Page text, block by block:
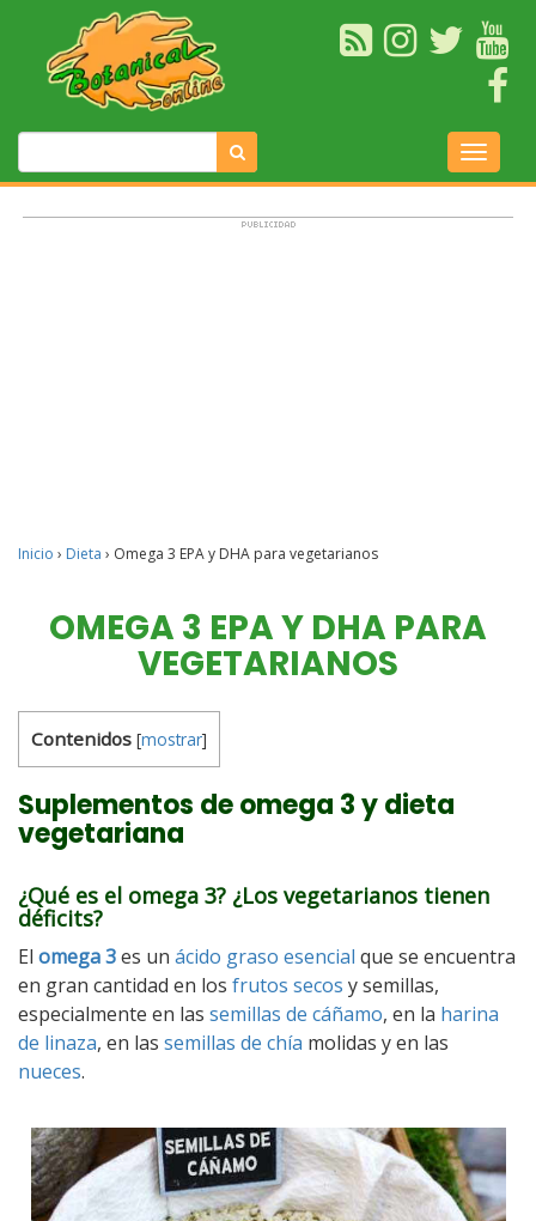
Inicio › Dieta › Omega 3 EPA y DHA para vegetarianos
OMEGA 3 EPA Y DHA PARA
VEGETARIANOS
Contenidos [mostrar]
Suplementos de omega 3 y dieta
vegetariana
¿Qué es el omega 3? ¿Los vegetarianos tienen
déficits?
El omega 3es un ácido graso esencial que se encuentra
en gran cantidad en los frutos secos y semillas,
especialmente en las semillas de cáñamo, en la harina
de linaza, en las semillas de chía molidas y en las
nueces.